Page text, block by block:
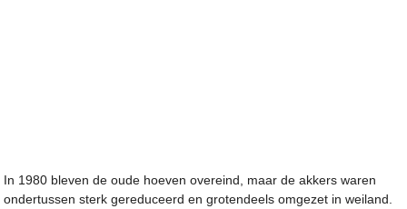
In 1980 bleven de oude hoeven overeind, maar de akkers waren
ondertussen sterk gereduceerd en grotendeels omgezet in weiland.